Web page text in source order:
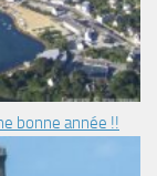
bonne année !!